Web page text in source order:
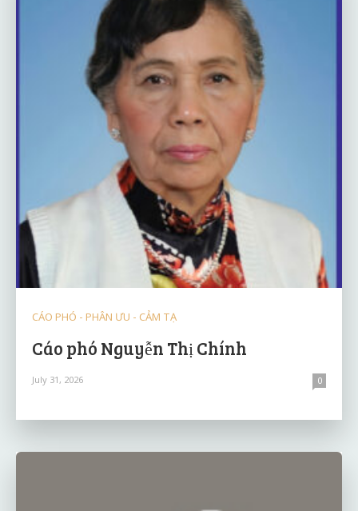
CÁO PHÓ - PHÂN ƯU - CẢM TẠ
Cáo phó Nguyễn Thị Chính
July 31, 2026 0